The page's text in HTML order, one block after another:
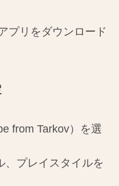
プリをダウンロード
from Tarkov）を選
、プレイスタイルを